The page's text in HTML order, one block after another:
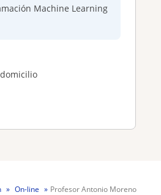
On-line Profesor Antonio Moreno